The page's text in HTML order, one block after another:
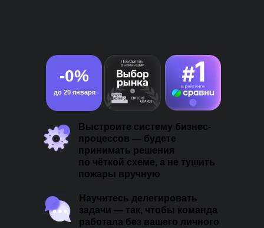
Научитесь делегировать
задачи — так, чтобы команда
работала без вашего личного
Выстроите систему бизнес-
процессов — будете
принимать решения
по чёткой схеме, а не тушить
пожары вручную
-0%
до 20 января